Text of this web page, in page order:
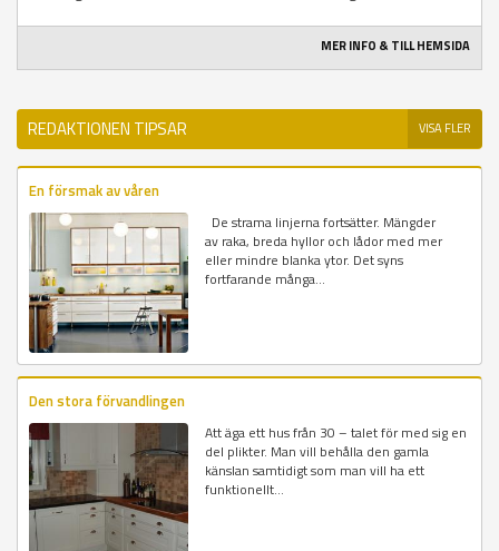
MER INFO & TILL HEMSIDA
REDAKTIONEN TIPSAR VISA FLER
En försmak av våren
De strama linjerna fortsätter. Mängder
av raka, breda hyllor och lådor med mer
eller mindre blanka ytor. Det syns
fortfarande många...
Den stora förvandlingen
Att äga ett hus från 30 – talet för med sig en
del plikter. Man vill behålla den gamla
känslan samtidigt som man vill ha ett
funktionellt...